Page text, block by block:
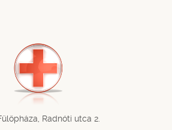
Radnóti utca 2.